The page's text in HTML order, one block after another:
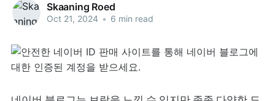
Skaaning Roed
Oct 21, 2024 • 6 min read